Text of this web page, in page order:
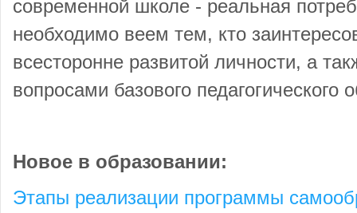
современной школе - реальная
необходимо веем тем, кто
всесторонне развитой личности, а
вопросами базового педагогического
Новое в образовании:
Этапы реализации программы